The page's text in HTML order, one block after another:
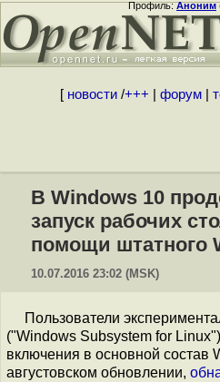
Профиль:Аноним
[ новости/+++ форум|
В Windows 10
запуск рабочих
помощи штатного
10.07.2016 23:02 (MSK)
Пользователи
("Windows Subsystem for
включения в основной состав
августовском обновлении,